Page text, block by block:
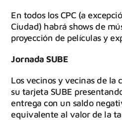
En todos los CPC (a
Ciudad) habrá shows de
proyección de películas y
Jornada SUBE
Los vecinos y vecinas de la
su tarjeta SUBE
entrega con un saldo
equivalente al valor de la